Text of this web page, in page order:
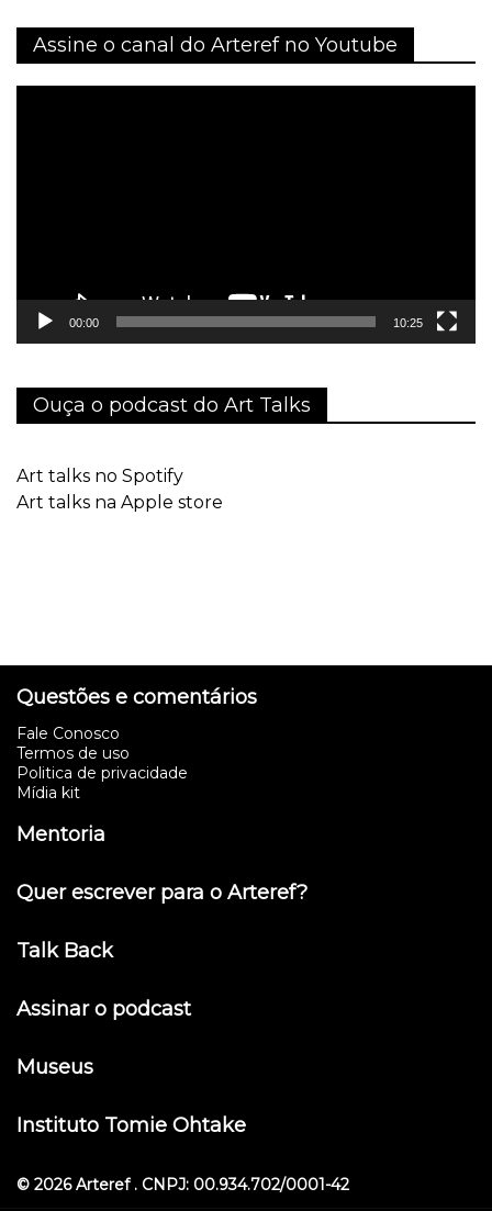
Assine o canal do Arteref no Youtube
00:00 10:25
Ouça o podcast do Art Talks
Art talks no Spotify
Art talks na Apple store
Questões e comentários
Fale Conosco
Termos de uso
Politica de privacidade
Mídia kit
Mentoria
Quer escrever para o Arteref?
Talk Back
Assinar o podcast
Museus
Instituto Tomie Ohtake
© 2026 Arteref . CNPJ: 00.934.702/0001-42